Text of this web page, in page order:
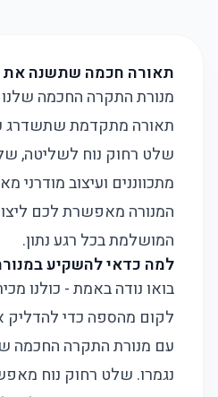
תאורה חכמה שתשנה את
מנורת התקרה החכמה שלנו
תאורה מתקדמת שתשדרג
שלט רחוק נוח לשליטה,
מתכווננים ועיצוב מודרני
המנורה מאפשרת לכם
המושלמת בכל רגע נתון.
למה כדאי להשקיע
בואו נודה באמת - כולנו
לקום מהספה כדי להדליק
עם מנורת התקרה החכמה
נגמרו. שלט רחוק נוח